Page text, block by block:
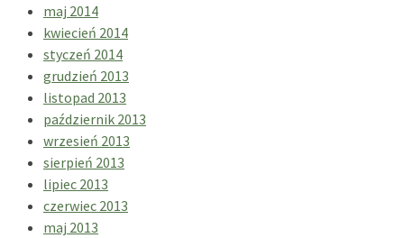
maj 2014
kwiecień 2014
styczeń 2014
grudzień 2013
listopad 2013
październik 2013
wrzesień 2013
sierpień 2013
lipiec 2013
czerwiec 2013
maj 2013